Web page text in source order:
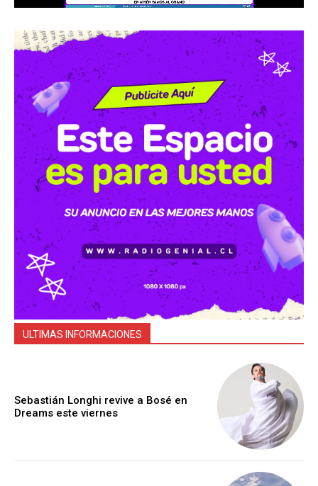
ULTIMAS INFORMACIONES
Sebastián Longhi revive a Bosé en
Dreams este viernes